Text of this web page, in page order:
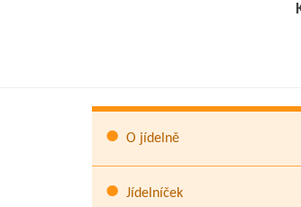
O jídelně
Jídelníček